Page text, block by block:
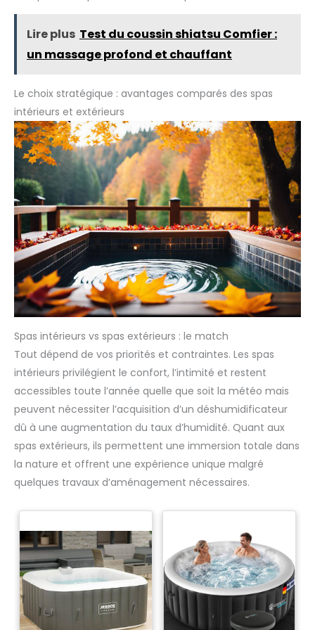
♻️SOSTENIBLE ET SÛR - Produit sûr et durable. Exempt
l'environnement. Profitez d'une eau cristalline.
Lire plus Test du coussin shiatsu Comfier :
un massage profond et chauffant
Le choix stratégique : avantages comparés des spas
intérieurs et extérieurs
Spas intérieurs vs spas extérieurs : le match
Tout dépend de vos priorités et contraintes. Les spas
intérieurs privilégient le confort, l’intimité et restent
accessibles toute l’année quelle que soit la météo mais
peuvent nécessiter l’acquisition d’un déshumidificateur
dû à une augmentation du taux d’humidité. Quant aux
spas extérieurs, ils permettent une immersion totale dans
la nature et offrent une expérience unique malgré
quelques travaux d’aménagement nécessaires.